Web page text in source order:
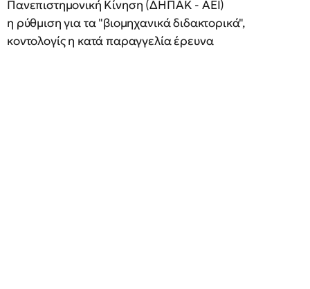
Πανεπιστημονική Κίνηση (ΔΗΠΑΚ - ΑΕΙ)
η ρύθμιση για τα "βιομηχανικά διδακτορικά",
κοντολογίς η κατά παραγγελία έρευνα